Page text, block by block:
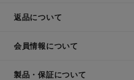
返品について
会員情報について
製品・保証について